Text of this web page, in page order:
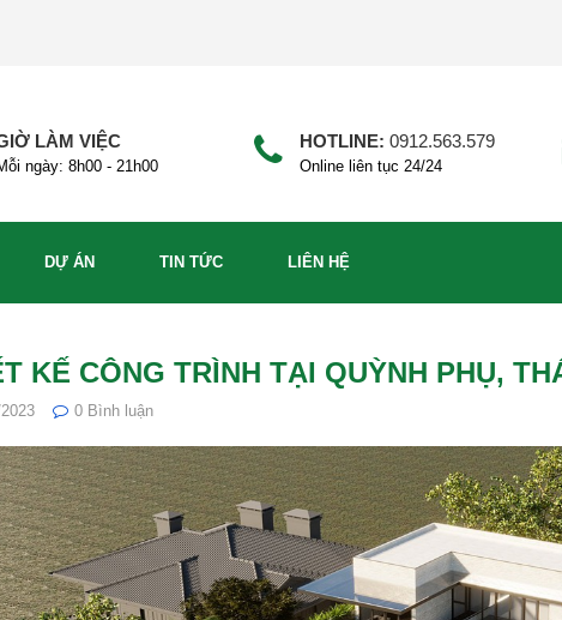
LÀM VIỆC
ngày: 8h00 - 21h00
HOTLINE: 0912.563.579
Online liên tục 24/24
DỰ ÁN TIN TỨC LIÊN HỆ
KẾ CÔNG TRÌNH TẠI QUỲNH PHỤ,
0Bình luận